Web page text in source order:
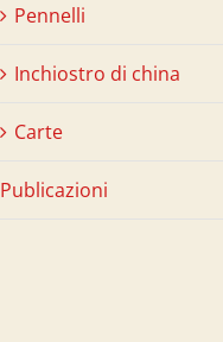
Pennelli
Inchiostro di china
Carte
Publicazioni